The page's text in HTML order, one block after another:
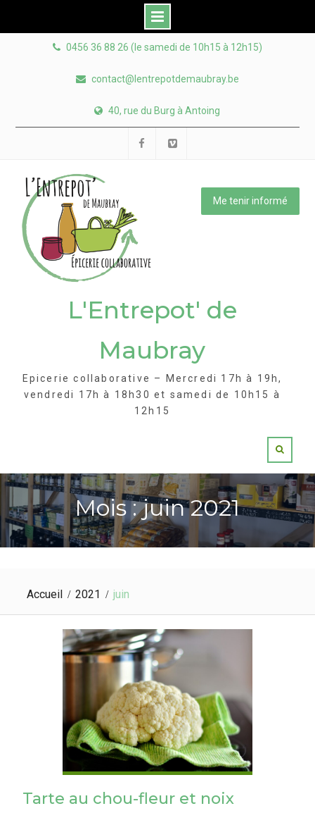
0456 36 88 26 (le samedi de 10h15 à 12h15)
contact@lentrepotdemaubray.be
40, rue du Burg à Antoing
Me tenir informé
L'Entrepot' de
Maubray
Epicerie collaborative – Mercredi 17h à 19h,
vendredi 17h à 18h30 et samedi de 10h15 à
12h15
Mois : juin 2021
Accueil 2021 juin
Tarte au chou-fleur et noix